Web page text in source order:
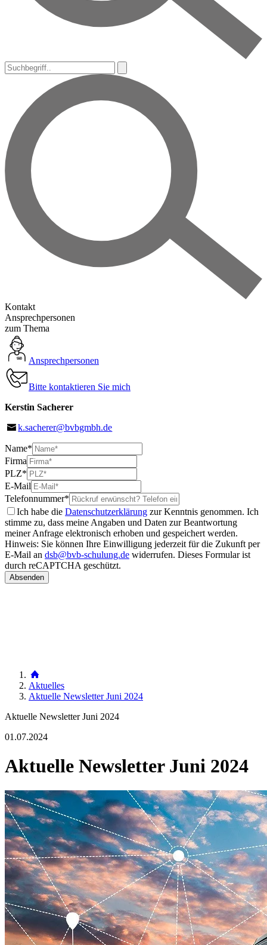
Kontakt
Ansprechpersonen
zum Thema
Ansprechpersonen
Bitte kontaktieren Sie mich
Kerstin Sacherer
k.sacherer@bvbgmbh.de
Name*
Firma
PLZ*
E-Mail
Telefonnummer*
Ich habe die Datenschutzerklärung zur Kenntnis genommen. Ich
stimme zu, dass meine Angaben und Daten zur Beantwortung
meiner Anfrage elektronisch erhoben und gespeichert werden.
Hinweis: Sie können Ihre Einwilligung jederzeit für die Zukunft per
E-Mail an dsb@bvb-schulung.de widerrufen. Dieses Formular ist
durch reCAPTCHA geschützt.
Aktuelles
Aktuelle Newsletter Juni 2024
Aktuelle Newsletter Juni 2024
01.07.2024
Aktuelle Newsletter Juni 2024